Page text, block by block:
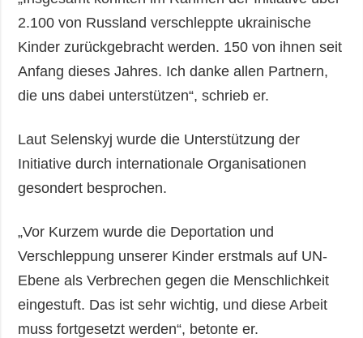
2.100 von Russland verschleppte ukrainische
Kinder zurückgebracht werden. 150 von ihnen seit
Anfang dieses Jahres. Ich danke allen Partnern,
die uns dabei unterstützen“, schrieb er.
Laut Selenskyj wurde die Unterstützung der
Initiative durch internationale Organisationen
gesondert besprochen.
„Vor Kurzem wurde die Deportation und
Verschleppung unserer Kinder erstmals auf UN-
Ebene als Verbrechen gegen die Menschlichkeit
eingestuft. Das ist sehr wichtig, und diese Arbeit
muss fortgesetzt werden“, betonte er.